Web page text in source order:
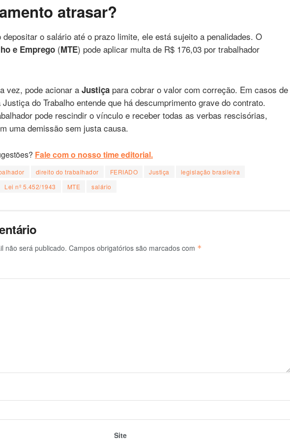
atrasar?
depositar o salário até o prazo limite, ele está sujeito a penalidades. O
e Emprego (MTE) pode aplicar multa de R$ 176,03 por trabalhador
vez, pode acionar a Justiça para cobrar o valor com correção. Em casos de
do Trabalho entende que há descumprimento grave do contrato.
pode rescindir o vínculo e receber todas as verbas rescisórias,
uma demissão sem justa causa.
Fale com o nosso time editorial.
direito do trabalhador FERIADO Justiça
legislação brasileira
Lei nº 5.452/1943 MTE salário
não será publicado. Campos obrigatórios são marcados com *
Site